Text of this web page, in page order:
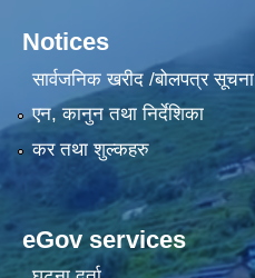
Notices
सार्वजनिक खरीद /बोलपत्र सूचना
एन, कानुन तथा निर्देशिका
कर तथा शुल्कहरु
eGov services